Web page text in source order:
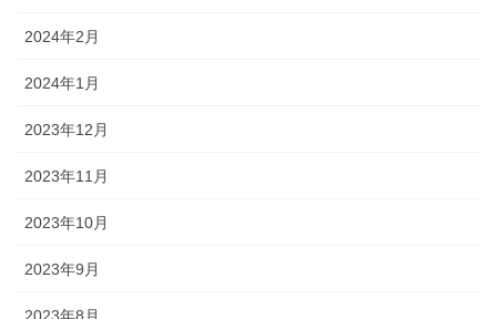
2024年2月
2024年1月
2023年12月
2023年11月
2023年10月
2023年9月